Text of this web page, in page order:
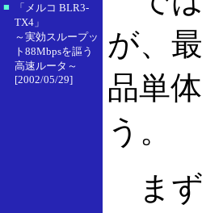
■
「メルコ BLR3-
TX4」
～実効スループッ
ト88Mbpsを謳う
高速ルータ～
[2002/05/29]
が、
品単
う。
まず